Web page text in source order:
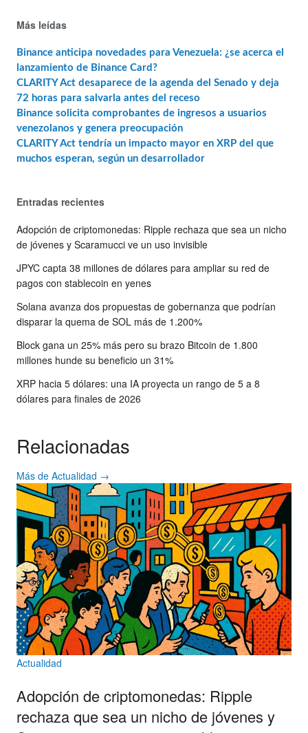
Más leídas
Binance anticipa novedades para Venezuela: ¿se acerca el
lanzamiento de Binance Card?
CLARITY Act desaparece de la agenda del Senado y deja
72 horas para salvarla antes del receso
Binance solicita comprobantes de ingresos a usuarios
venezolanos y genera preocupación
CLARITY Act tendría un impacto mayor en XRP del que
muchos esperan, según un desarrollador
Entradas recientes
Adopción de criptomonedas: Ripple rechaza que sea un nicho
de jóvenes y Scaramucci ve un uso invisible
JPYC capta 38 millones de dólares para ampliar su red de
pagos con stablecoin en yenes
Solana avanza dos propuestas de gobernanza que podrían
disparar la quema de SOL más de 1.200%
Block gana un 25% más pero su brazo Bitcoin de 1.800
millones hunde su beneficio un 31%
XRP hacia 5 dólares: una IA proyecta un rango de 5 a 8
dólares para finales de 2026
Relacionadas
Más de Actualidad →
Actualidad
Adopción de criptomonedas: Ripple
rechaza que sea un nicho de jóvenes y